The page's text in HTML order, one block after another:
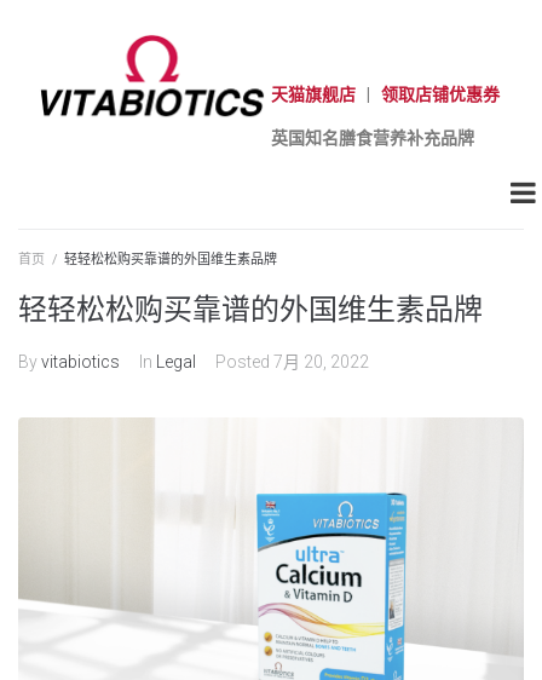
天猫旗舰店 领取店铺优惠券
英国知名膳食营养补充品牌
首页 / 轻轻松松购买靠谱的外国维生素品牌
轻轻松松购买靠谱的外国维生素品牌
Byvitabiotics In Legal Posted 7月 20, 2022